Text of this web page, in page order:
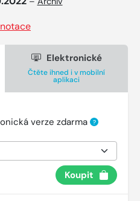
Elektronické
Čtěte ihned i v mobilní
aplikaci
verze zdarma ?
Koupit